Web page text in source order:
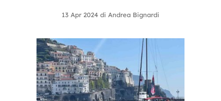
13 Apr 2024 di Andrea Bignardi